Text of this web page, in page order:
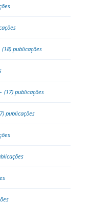
(18) publicações
(17) publicações
publicações